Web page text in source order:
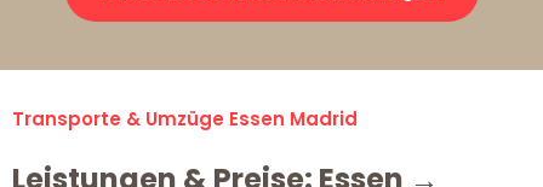
Transporte & Umzüge Essen Madrid